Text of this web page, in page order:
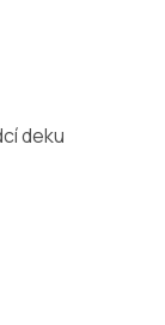
deku